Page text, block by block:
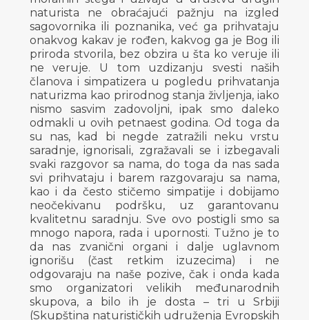
naturista ne obraćajući pažnju na izgled
sagovornika ili poznanika, već ga prihvataju
onakvog kakav je rođen, kakvog ga je Bog ili
priroda stvorila, bez obzira u šta ko veruje ili
ne veruje. U tom uzdizanju svesti naših
članova i simpatizera u pogledu prihvatanja
naturizma kao prirodnog stanja življenja, iako
nismo sasvim zadovoljni, ipak smo daleko
odmakli u ovih petnaest godina. Od toga da
su nas, kad bi negde zatražili neku vrstu
saradnje, ignorisali, zgražavali se i izbegavali
svaki razgovor sa nama, do toga da nas sada
svi prihvataju i barem razgovaraju sa nama,
kao i da često stičemo simpatije i dobijamo
neočekivanu podršku, uz garantovanu
kvalitetnu saradnju. Sve ovo postigli smo sa
mnogo napora, rada i upornosti. Tužno je to
da nas zvanični organi i dalje uglavnom
ignorišu (čast retkim izuzecima) i ne
odgovaraju na naše pozive, čak i onda kada
smo organizatori velikih međunarodnih
skupova, a bilo ih je dosta – tri u Srbiji
(Skupština naturističkih udruženja Evropskih